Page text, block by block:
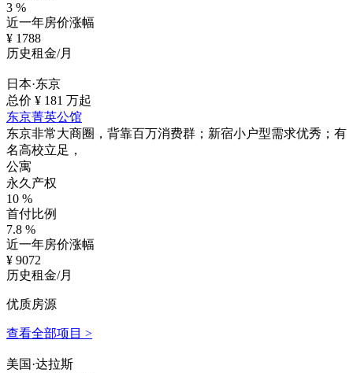
3 %
近一年房价涨幅
¥ 1788
历史租金/月
日本·东京
总价 ¥ 181 万起
东京菁英公馆
东京非常大商圈，背靠百万消费群；新宿小户型需求优秀；有
名高校立足，
公寓
永久产权
10 %
首付比例
7.8 %
近一年房价涨幅
¥ 9072
历史租金/月
优质房源
查看全部项目 >
美国·达拉斯